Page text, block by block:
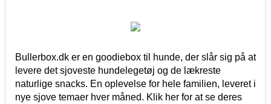
Bullerbox.dk er en goodiebox til hunde, der slår sig på at
levere det sjoveste hundelegetøj og de lækreste
naturlige snacks. En oplevelse for hele familien, leveret i
nye sjove temaer hver måned. Klik her for at se deres